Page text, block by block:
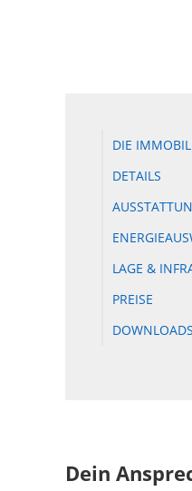
DIE
DETAILS
LAGE &
PREISE
Dein